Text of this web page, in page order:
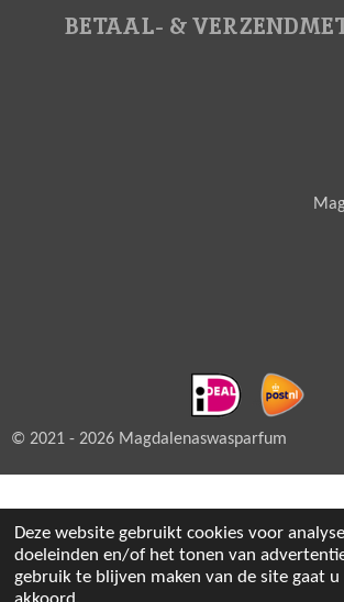
Deze website gebruikt cookies voor
doeleinden en/of het tonen van
gebruik te blijven maken van de site gaat u
BETAAL- &
© 2021 - 2026 Magdalenaswasparfum